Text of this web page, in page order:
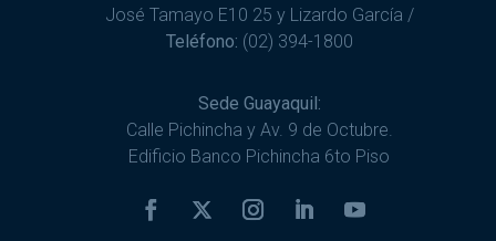
José Tamayo E10 25 y Lizardo García /
Teléfono: (02) 394-1800
Sede Guayaquil:
Calle Pichincha y Av. 9 de Octubre.
Edificio Banco Pichincha 6to Piso